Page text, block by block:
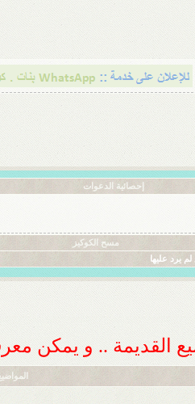
إحصائية الدعوات
مسح الكوكيز
يرد عليها
القديمة .. و يمكن